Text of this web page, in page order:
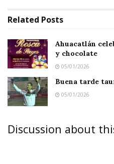
Related Posts
Ahuacatlán
y chocolate
05/01/2026
Buena tarde
05/01/2026
Discussion about